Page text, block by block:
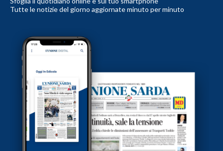
Tutte le notizie del giorno aggiornate minuto per minuto